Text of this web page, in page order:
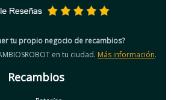
tu propio negocio de recambios?
en tu ciudad. Más información.
Recambios